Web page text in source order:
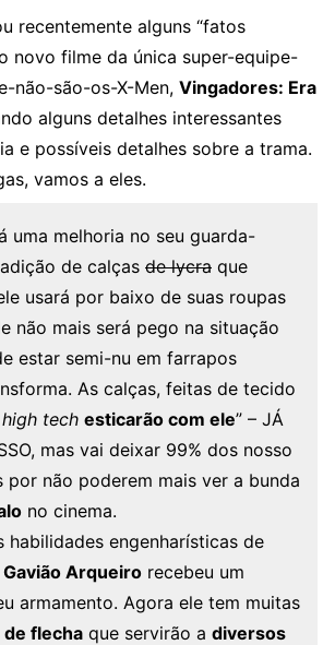
recentemente alguns “fatos
novo filme da única super-equipe-
não-são-os-X-Men, Vingadores: Era
alguns detalhes interessantes
e possíveis detalhes sobre a trama.
vamos a eles.
uma melhoria no seu guarda-
de calças de lycra que
usará por baixo de suas roupas
não mais será pego na situação
estar semi-nu em farrapos
As calças, feitas de tecido
high tech esticarão com ele” – JÁ
mas vai deixar 99% dos nosso
por não poderem mais ver a bunda
no cinema.
habilidades engenharísticas de
Gavião Arqueiro recebeu um
armamento. Agora ele tem muitas
de flecha que servirão a diversos